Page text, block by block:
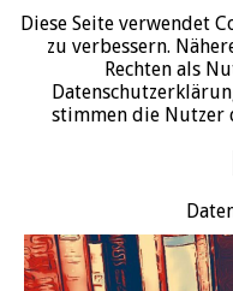
START
Diese Seite verwendet
zu verbessern.
Rechten als
stimmen die Nutzer